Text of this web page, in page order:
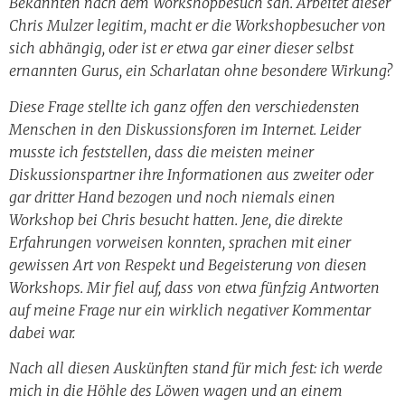
Chris Mulzer legitim, macht er die Workshopbesucher von
sich abhängig, oder ist er etwa gar einer dieser selbst
ernannten Gurus, ein Scharlatan ohne besondere Wirkung?
Diese Frage stellte ich ganz offen den verschiedensten
Menschen in den Diskussionsforen im Internet. Leider
musste ich feststellen, dass die meisten meiner
Diskussionspartner ihre Informationen aus zweiter oder
gar dritter Hand bezogen und noch niemals einen
Workshop bei Chris besucht hatten. Jene, die direkte
Erfahrungen vorweisen konnten, sprachen mit einer
gewissen Art von Respekt und Begeisterung von diesen
Workshops. Mir fiel auf, dass von etwa fünfzig Antworten
auf meine Frage nur ein wirklich negativer Kommentar
dabei war.
Nach all diesen Auskünften stand für mich fest: ich werde
mich in die Höhle des Löwen wagen und an einem